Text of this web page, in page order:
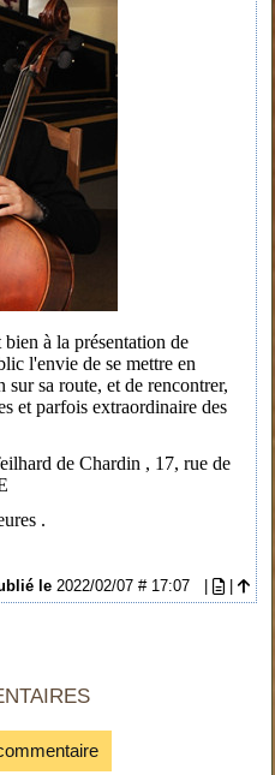
à la présentation de
l'envie de se mettre en
sa route, et de rencontrer,
et parfois extraordinaire des
de Chardin , 17, rue de
.
le 2022/02/07 # 17:07